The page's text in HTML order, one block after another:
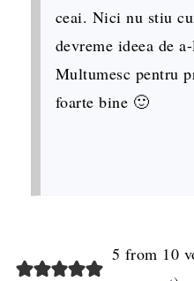
ceai. Nici nu stiu
devreme ideea de
Multumesc pentru
foarte bine 🙂
5 from 10